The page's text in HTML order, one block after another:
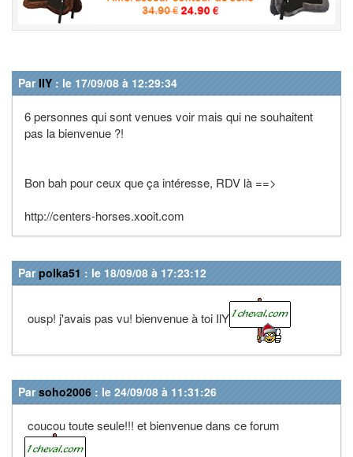
ParIlY : le 17/09/08 à 12:29:34
6 personnes qui sont venues voir mais qui ne souhaitent
pas la bienvenue ?!
Bon bah pour ceux que ça intéresse, RDV là ==>
http://centers-horses.xooit.com
Parpolka51 : le 18/09/08 à 17:23:12
ousp! j'avais pas vu! bienvenue à toi IlY
Parsoho2006 : le 24/09/08 à 11:31:26
coucou toute seule!!! et bienvenue dans ce forum